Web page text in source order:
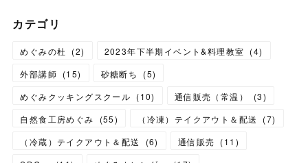
カテゴリ
めぐみの杜 (2) 2023年下半期イベント&料理教室 (4)
外部講師 (15) 砂糖断ち (5)
めぐみクッキングスクール (10) 通信販売（常温） (3)
自然食工房めぐみ
(55) （冷凍）テイクアウト＆配送 (7)
（冷蔵）テイクアウト＆配送
(6) 通信販売 (11 )